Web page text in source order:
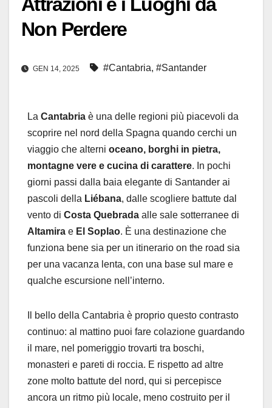
Non Perdere
GEN 14, 2025 #Cantabria, #Santander
La Cantabria è una delle regioni più piacevoli da
scoprire nel nord della Spagna quando cerchi un
viaggio che alterni oceano, borghi in pietra,
montagne vere e cucina di carattere. In pochi
giorni passi dalla baia elegante di Santander ai
pascoli della Liébana, dalle scogliere battute dal
vento di Costa Quebrada alle sale sotterranee di
Altamira e El Soplao. È una destinazione che
funziona bene sia per un itinerario on the road sia
per una vacanza lenta, con una base sul mare e
qualche escursione nell’interno.
Il bello della Cantabria è proprio questo contrasto
continuo: al mattino puoi fare colazione guardando
il mare, nel pomeriggio trovarti tra boschi,
monasteri e pareti di roccia. E rispetto ad altre
zone molto battute del nord, qui si percepisce
ancora un ritmo più locale, meno costruito per il